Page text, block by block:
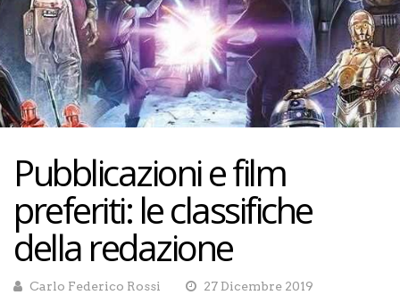
Pubblicazioni e film
preferiti: le classifiche
della redazione
Carlo Federico Rossi
27 Dicembre 2019